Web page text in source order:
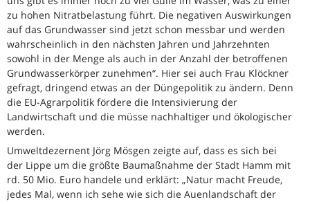
zu hohen Nitratbelastung führt. Die negativen Auswirkungen
auf das Grundwasser sind jetzt schon messbar und werden
wahrscheinlich in den nächsten Jahren und Jahrzehnten
sowohl in der Menge als auch in der Anzahl der betroffenen
Grundwasserkörper zunehmen“. Hier sei auch Frau Klöckner
gefragt, dringend etwas an der Düngepolitik zu ändern. Denn
die EU-Agrarpolitik fördere die Intensivierung der
Landwirtschaft und die müsse nachhaltiger und ökologischer
werden.
Umweltdezernent Jörg Mösgen zeigte auf, dass es sich bei
der Lippe um die größte Baumaßnahme der Stadt Hamm mit
rd. 50 Mio. Euro handele und erklärt: „Natur macht Freude,
jedes Mal, wenn ich sehe wie sich die Auenlandschaft der